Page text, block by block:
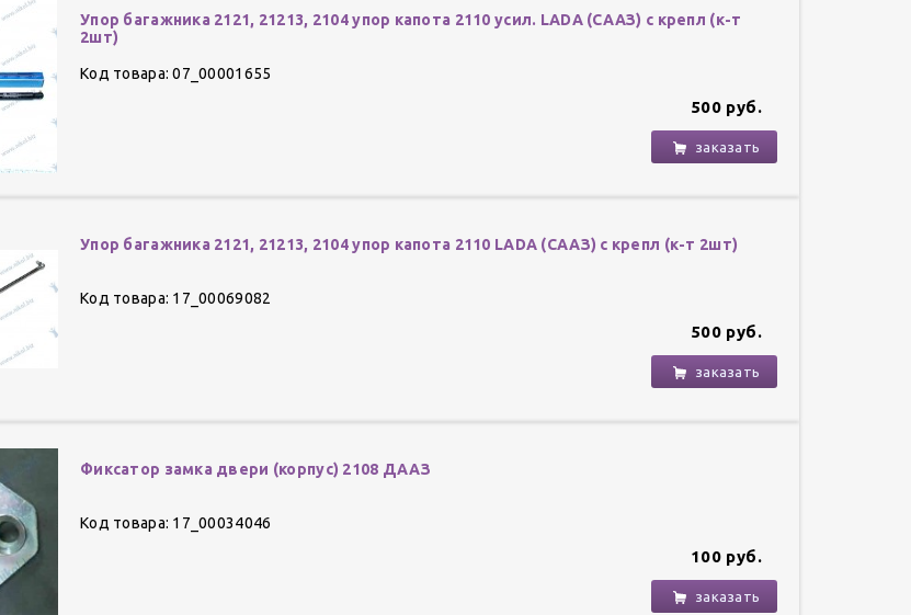
Упор багажника 2121, 21213, 2104 упор капота 2110 усил. LADA (СААЗ) с крепл (к-т
2шт)
Код товара: 07_00001655
500 руб.
заказать
Упор багажника 2121, 21213, 2104 упор капота 2110 LADA (СААЗ) с крепл (к-т 2шт)
Код товара: 17_00069082
500 руб.
заказать
Фиксатор замка двери (корпус) 2108 ДААЗ
Код товара: 17_00034046
100 руб.
заказать